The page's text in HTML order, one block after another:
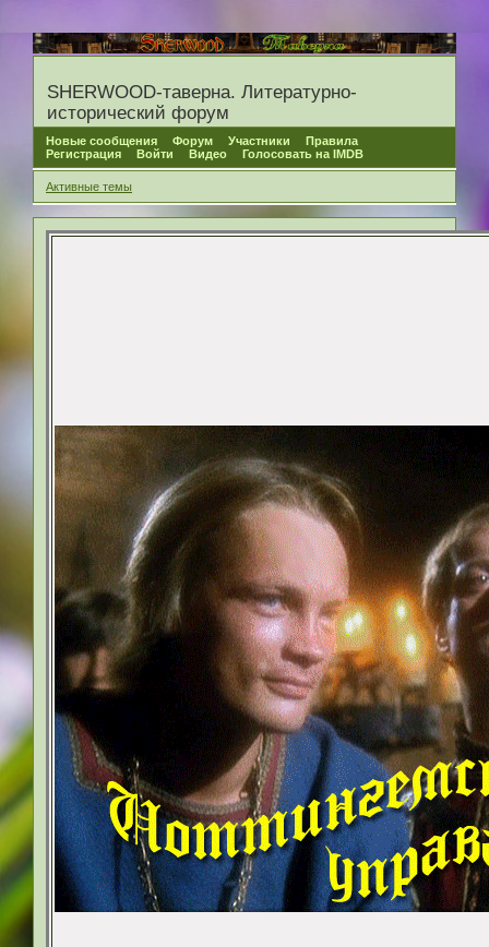
SHERWOOD-таверна. Литературно-
исторический форум
Новые сообщения Форум Участники
Правила
Регистрация
Войти Видео Голосовать на IMDB
Активные темы